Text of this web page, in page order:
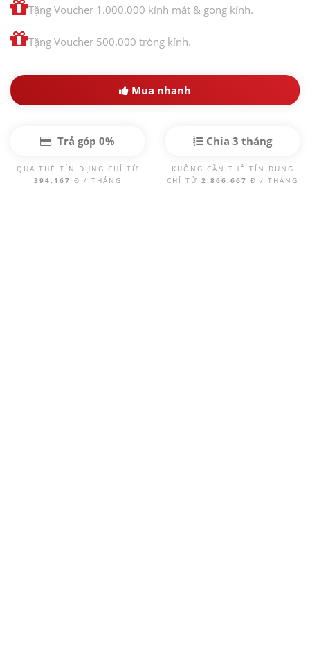
Tặng Voucher 1.000.000 kính mát & gọng kính.
Tặng Voucher 500.000 tròng kính.
Mua nhanh
Trả góp 0%
QUA THẺ TÍN DỤNG CHỈ TỪ
394.167 Đ / THÁNG
Chia 3 tháng
KHÔNG CẦN THẺ TÍN DỤNG
CHỈ TỪ 2.866.667 Đ / THÁNG